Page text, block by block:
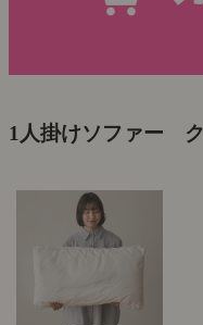
1人掛けソファー